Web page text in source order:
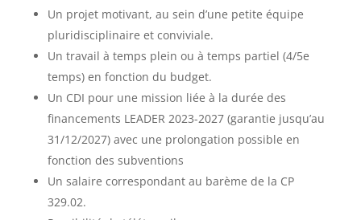
Un projet motivant, au sein d’une petite équipe
pluridisciplinaire et conviviale.
Un travail à temps plein ou à temps partiel (4/5e
temps) en fonction du budget.
Un CDI pour une mission liée à la durée des
financements LEADER 2023-2027 (garantie jusqu’au
31/12/2027) avec une prolongation possible en
fonction des subventions
Un salaire correspondant au barème de la CP
329.02.